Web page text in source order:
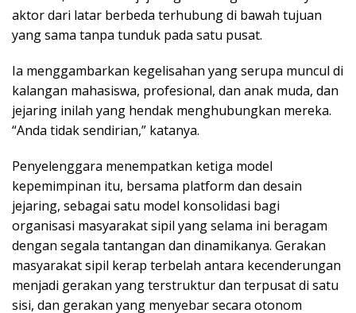
aktor dari latar berbeda terhubung di bawah tujuan
yang sama tanpa tunduk pada satu pusat.
Ia menggambarkan kegelisahan yang serupa muncul di
kalangan mahasiswa, profesional, dan anak muda, dan
jejaring inilah yang hendak menghubungkan mereka.
“Anda tidak sendirian,” katanya.
Penyelenggara menempatkan ketiga model
kepemimpinan itu, bersama platform dan desain
jejaring, sebagai satu model konsolidasi bagi
organisasi masyarakat sipil yang selama ini beragam
dengan segala tantangan dan dinamikanya. Gerakan
masyarakat sipil kerap terbelah antara kecenderungan
menjadi gerakan yang terstruktur dan terpusat di satu
sisi, dan gerakan yang menyebar secara otonom